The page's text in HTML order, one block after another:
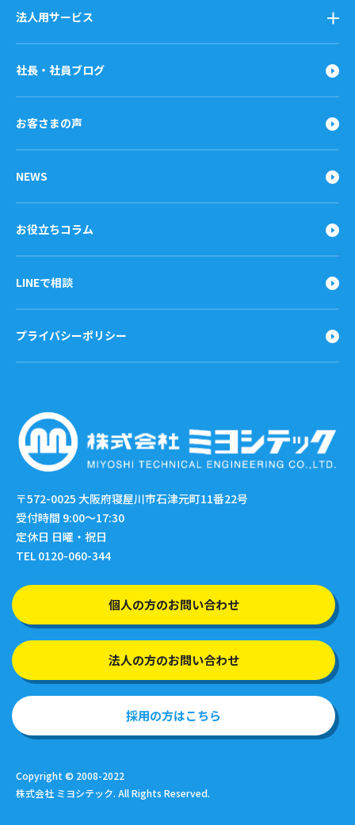
法人用サービス
社長・社員ブログ
お客さまの声
NEWS
お役立ちコラム
LINEで相談
プライバシーポリシー
〒572-0025 大阪府寝屋川市石津元町11番22号
受付時間 9:00〜17:30
定休日 日曜・祝日
TEL 0120-060-344
個人の方のお問い合わせ
法人の方のお問い合わせ
採用の方はこちら
Copyright © 2008-2022
株式会社 ミヨシテック. All Rights Reserved.